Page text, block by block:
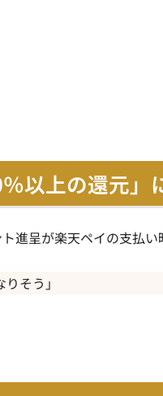
以上の還元」
進呈が楽天ペイの支払
そう」